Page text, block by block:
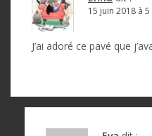
15 juin 2018 à
J’ai adoré ce pavé que